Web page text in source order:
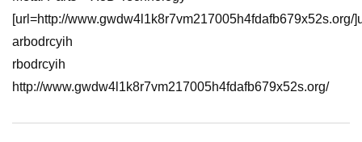
[url=http://www.gwdw4l1k8r7vm217005h4fdafb679x52s.org/
arbodrcyih
rbodrcyih
http://www.gwdw4l1k8r7vm217005h4fdafb679x52s.org/